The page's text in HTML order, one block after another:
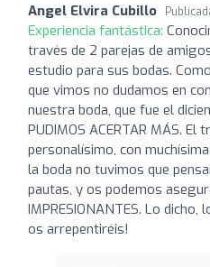
Angel Elvira Cubillo
Experiencia fantástica:
través de 2 parejas de
estudio para sus bodas.
que vimos no dudamos en
nuestra boda, que fue el
PUDIMOS ACERTAR MÁS.
personalísimo, con
la boda no tuvimos que
pautas, y os podemos
IMPRESIONANTES. Lo
os arrepentiréis!